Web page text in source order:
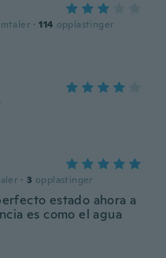
· 114 opplastinger
· 3 opplastinger
estado ahora a
es como el agua